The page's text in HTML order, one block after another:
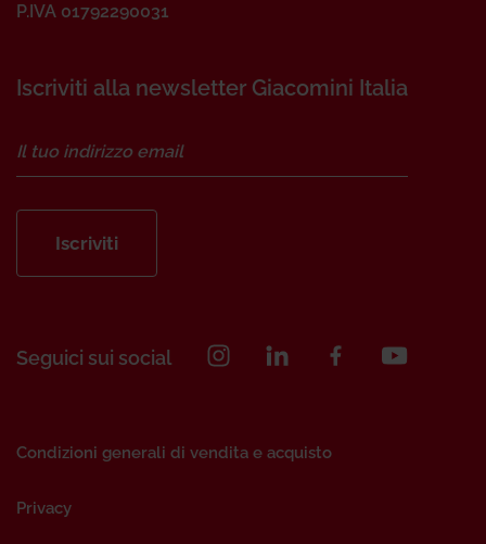
P.IVA 01792290031
Iscriviti alla newsletter Giacomini Italia
Iscriviti
Seguici sui social
Condizioni generali di vendita e acquisto
Privacy